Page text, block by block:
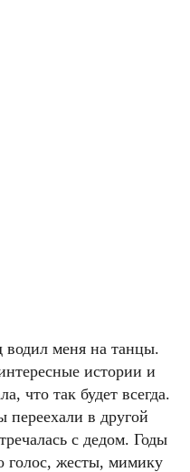
водил меня на танцы.
истории и
что так будет всегда.
переехали в другой
с дедом. Годы
голос, жесты, мимику